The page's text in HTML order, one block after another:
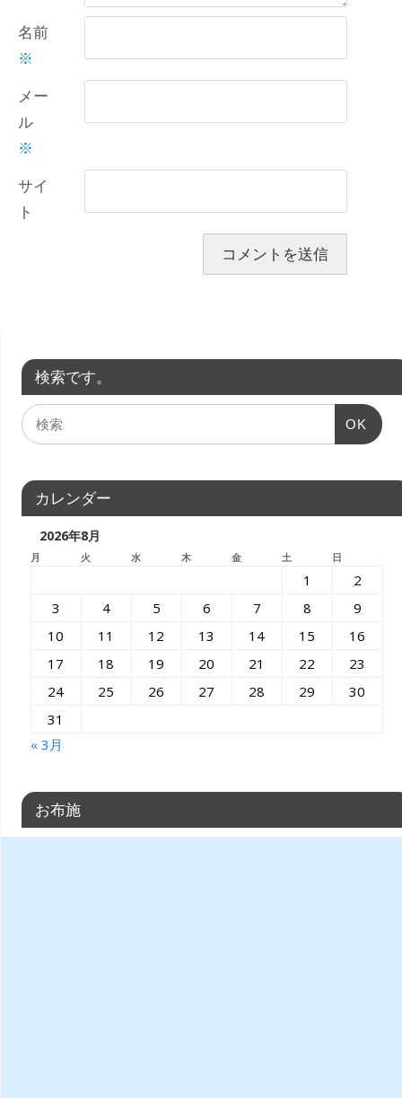
名前
※
メー
ル
※
サイ
ト
検索です。
OK
カレンダー
2026年8月
月 火 水 木 金 土 日
1
2
3
4 5 6 7 8
9
10
11 12 13 14 15
16
17
18 19 20 21 22
23
24
25 26 27 28 29
30
31
« 3月
お布施